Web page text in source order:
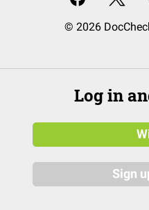
© 2026
Log in
Sign